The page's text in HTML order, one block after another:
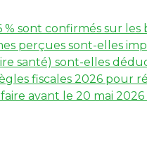
% sont confirmés sur
perçues sont-elles
santé) sont-elles
fiscales 2026 pour
avant le 20 mai 2026